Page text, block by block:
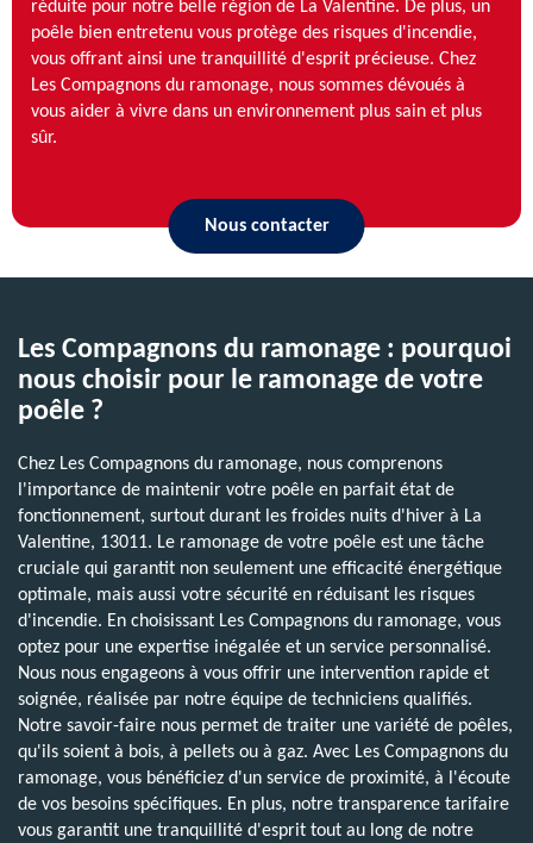
réduite pour notre belle région de La Valentine. De plus, un
poêle bien entretenu vous protège des risques d'incendie,
vous offrant ainsi une tranquillité d'esprit précieuse. Chez
Les Compagnons du ramonage, nous sommes dévoués à
vous aider à vivre dans un environnement plus sain et plus
sûr.
Nous contacter
Les Compagnons du ramonage : pourquoi
nous choisir pour le ramonage de votre
poêle ?
Chez Les Compagnons du ramonage, nous comprenons
l'importance de maintenir votre poêle en parfait état de
fonctionnement, surtout durant les froides nuits d'hiver à La
Valentine, 13011. Le ramonage de votre poêle est une tâche
cruciale qui garantit non seulement une efficacité énergétique
optimale, mais aussi votre sécurité en réduisant les risques
d'incendie. En choisissant Les Compagnons du ramonage, vous
optez pour une expertise inégalée et un service personnalisé.
Nous nous engageons à vous offrir une intervention rapide et
soignée, réalisée par notre équipe de techniciens qualifiés.
Notre savoir-faire nous permet de traiter une variété de poêles,
qu'ils soient à bois, à pellets ou à gaz. Avec Les Compagnons du
ramonage, vous bénéficiez d'un service de proximité, à l'écoute
de vos besoins spécifiques. En plus, notre transparence tarifaire
vous garantit une tranquillité d'esprit tout au long de notre